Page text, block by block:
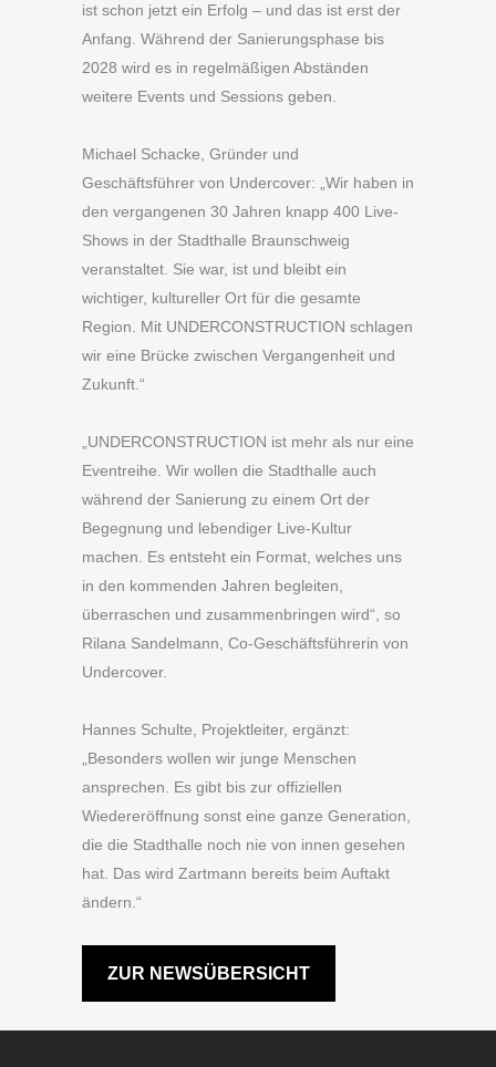
ist schon jetzt ein Erfolg – und das ist erst der
Anfang. Während der Sanierungsphase bis
2028 wird es in regelmäßigen Abständen
weitere Events und Sessions geben.
Michael Schacke, Gründer und
Geschäftsführer von Undercover: „Wir haben in
den vergangenen 30 Jahren knapp 400 Live-
Shows in der Stadthalle Braunschweig
veranstaltet. Sie war, ist und bleibt ein
wichtiger, kultureller Ort für die gesamte
Region. Mit UNDERCONSTRUCTION schlagen
wir eine Brücke zwischen Vergangenheit und
Zukunft.“
„UNDERCONSTRUCTION ist mehr als nur eine
Eventreihe. Wir wollen die Stadthalle auch
während der Sanierung zu einem Ort der
Begegnung und lebendiger Live-Kultur
machen. Es entsteht ein Format, welches uns
in den kommenden Jahren begleiten,
überraschen und zusammenbringen wird“, so
Rilana Sandelmann, Co-Geschäftsführerin von
Undercover.
Hannes Schulte, Projektleiter, ergänzt:
„Besonders wollen wir junge Menschen
ansprechen. Es gibt bis zur offiziellen
Wiedereröffnung sonst eine ganze Generation,
die die Stadthalle noch nie von innen gesehen
hat. Das wird Zartmann bereits beim Auftakt
ändern.“
ZUR NEWSÜBERSICHT